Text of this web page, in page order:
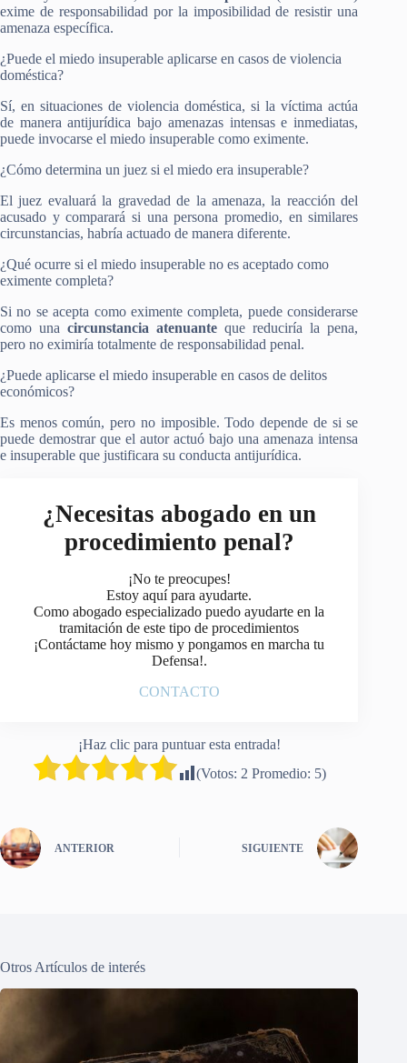
exime de responsabilidad por la imposibilidad de resistir una
amenaza específica.
¿Puede el miedo insuperable aplicarse en casos de violencia
doméstica?
Sí, en situaciones de violencia doméstica, si la víctima actúa
de manera antijurídica bajo amenazas intensas e inmediatas,
puede invocarse el miedo insuperable como eximente.
¿Cómo determina un juez si el miedo era insuperable?
El juez evaluará la gravedad de la amenaza, la reacción del
acusado y comparará si una persona promedio, en similares
circunstancias, habría actuado de manera diferente.
¿Qué ocurre si el miedo insuperable no es aceptado como
eximente completa?
Si no se acepta como eximente completa, puede considerarse
como unacircunstancia atenuante que reduciría la pena,
pero no eximiría totalmente de responsabilidad penal.
¿Puede aplicarse el miedo insuperable en casos de delitos
económicos?
Es menos común, pero no imposible. Todo depende de si se
puede demostrar que el autor actuó bajo una amenaza intensa
e insuperable que justificara su conducta antijurídica.
¿Necesitas abogado en un
procedimiento penal?
¡No te preocupes!
Estoy aquí para ayudarte.
Como abogado especializado puedo ayudarte en la
tramitación de este tipo de procedimientos
¡Contáctame hoy mismo y pongamos en marcha tu
Defensa!.
CONTACTO
¡Haz clic para puntuar esta entrada!
(Votos: 2 Promedio: 5)
ANTERIOR SIGUIENTE
Otros Artículos de interés